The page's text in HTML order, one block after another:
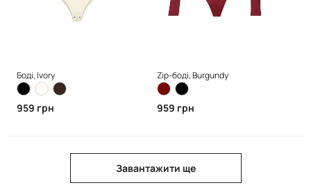
Боді, Ivory
959 грн
Zip-боді, Burgundy
959 грн
Завантажити ще